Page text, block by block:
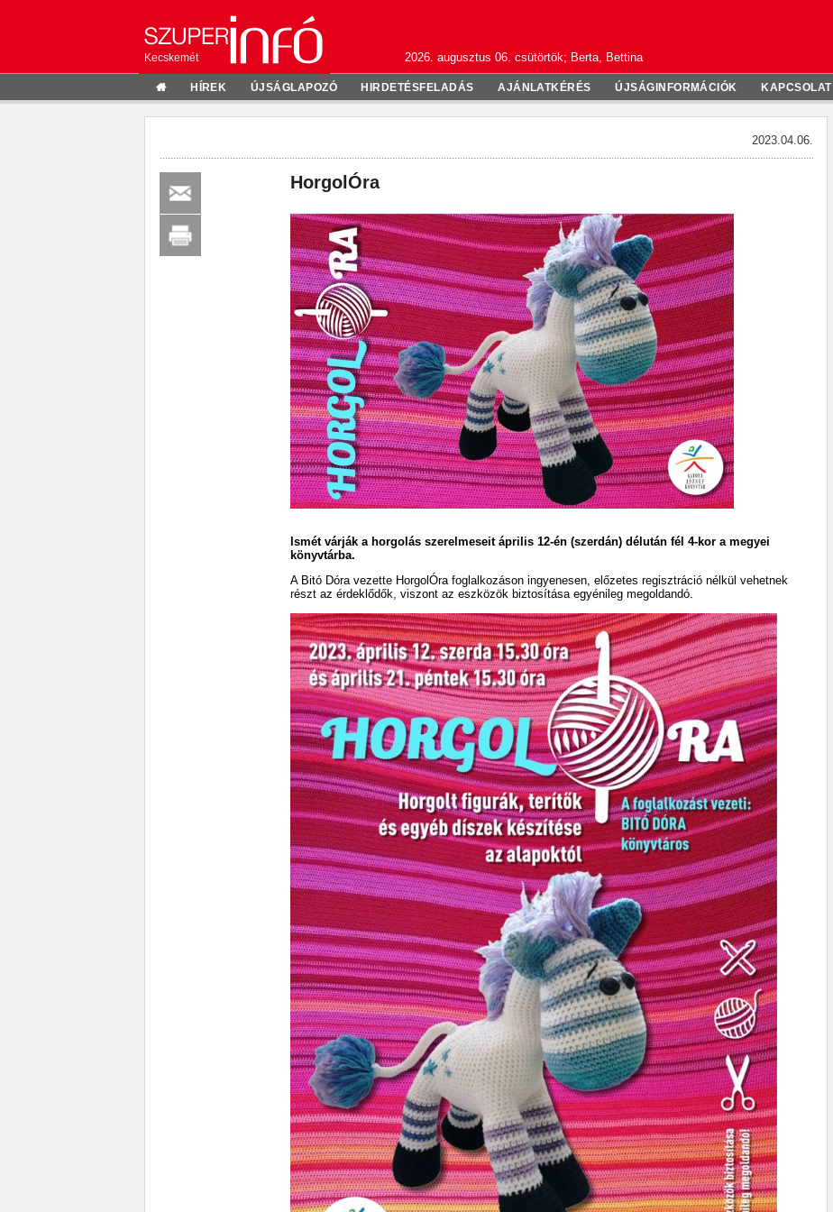
Kecskemét 2026. augusztus 06. csütörtök; Berta, Bettina
HÍREK ÚJSÁGLAPOZÓ HIRDETÉSFELADÁS AJÁNLATKÉRÉS ÚJSÁGINFORMÁCIÓK KAPCSOLAT
2023.04.06.
HorgolÓra
Ismét várják a horgolás szerelmeseit április 12-én (szerdán) délután fél 4-kor a megyei
könyvtárba.
A Bitó Dóra vezette HorgolÓra foglalkozáson ingyenesen, előzetes regisztráció nélkül vehetnek
részt az érdeklődők, viszont az eszközök biztosítása egyénileg megoldandó.